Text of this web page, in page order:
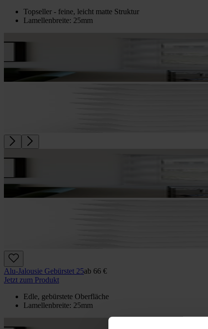
Topseller - feine, leicht matte Struktur
Lamellenbreite: 25mm
Alu-Jalousie Gebürstet 25ab 66 €
Jetzt zum Produkt
Edle, gebürstete Oberfläche
Lamellenbreite: 25mm